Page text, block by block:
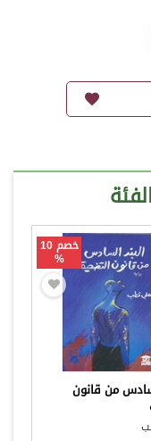
خصم 10
%
من قانون